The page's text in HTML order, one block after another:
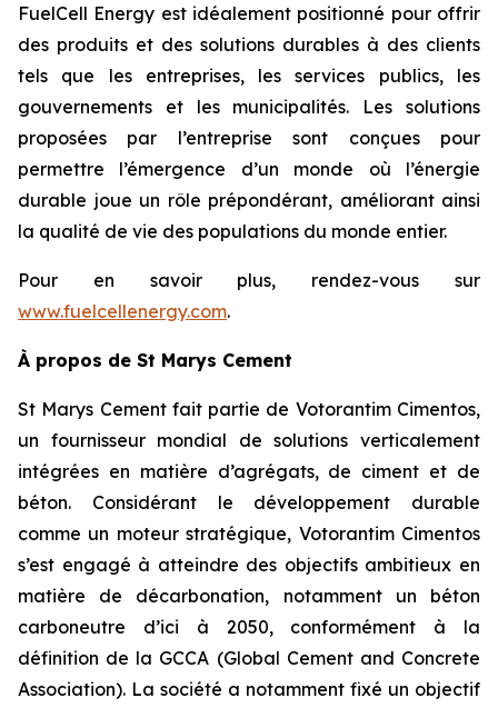
FuelCell Energy est idéalement positionné pour offrir
des produits et des solutions durables à des clients
tels que les entreprises, les services publics, les
gouvernements et les municipalités. Les solutions
proposées par l’entreprise sont conçues pour
permettre l’émergence d’un monde où l’énergie
durable joue un rôle prépondérant, améliorant ainsi
la qualité de vie des populations du monde entier.
Pour en savoir plus, rendez-vous sur
www.fuelcellenergy.com.
À propos de St Marys Cement
St Marys Cement fait partie de Votorantim Cimentos,
un fournisseur mondial de solutions verticalement
intégrées en matière d’agrégats, de ciment et de
béton. Considérant le développement durable
comme un moteur stratégique, Votorantim Cimentos
s’est engagé à atteindre des objectifs ambitieux en
matière de décarbonation, notamment un béton
carboneutre d’ici à 2050, conformément à la
définition de la GCCA (Global Cement and Concrete
Association). La société a notamment fixé un objectif